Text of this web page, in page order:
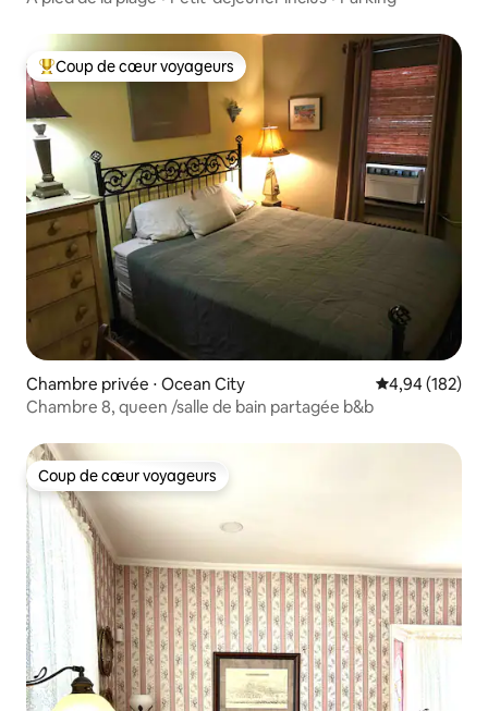
Coups de cœur voyageurs les plus appréciés
Coup de cœur voyageurs
Chambre privée ⋅ Ocean City Évaluation
4,94 (182)
Chambre 8, queen /salle de bain partagée b&b
Coup de cœur voyageurs
Coup de cœur voyageurs